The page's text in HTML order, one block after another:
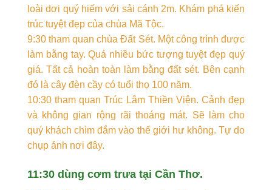
loài dơi quý hiếm với sải cánh 2m. Khám phá kiến
trúc tuyệt đẹp của chùa Mã Tộc.
9:30 tham quan chùa Đất Sét. Một công trình được
làm bằng tay. Quá nhiều bức tượng tuyệt đẹp quý
giá. Tất cả hoàn toàn làm bằng đất sét. Bên cạnh
đó là cây đèn cầy có tuổi thọ 100 năm.
10:30 tham quan Trúc Lâm Thiền Viện. Cảnh đẹp
và không gian rộng rãi thoáng mát. Sẽ làm cho
quý khách chìm đắm vào thế giới hư không. Tự do
chụp ảnh nơi đây.
11:30 dùng cơm trưa tại Cần Thơ.